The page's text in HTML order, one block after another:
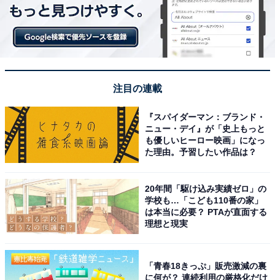
・
『天国と地獄』“中身が彩子で身体は日高”の高橋一生が
最高に巧い！
注目の連載
『スパイダーマン：ブランド・
ニュー・デイ』が「史上もっと
も優しいヒーロー映画」になっ
た理由。予習したい作品は？
20年間「駆け込み実績ゼロ」の
学校も…「こども110番の家」
は本当に必要？ PTAが直面する
理想と現実
「青春18きっぷ」販売激減の裏
に何が？ 連続利用の厳格化だけ